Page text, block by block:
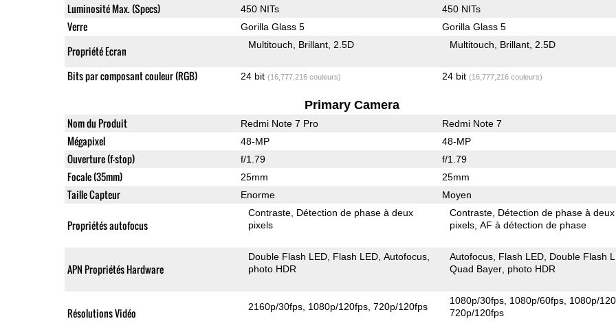
Luminosité Max. (Specs) 450 NITs 450 NITs
Verre Gorilla Glass 5 Gorilla Glass 5
Propriété Ecran Multitouch Brillant 2.5D Multitouch Brillant 2.5D
Bits par composant couleur (RGB) 24 bit (16,777,216 couleurs) 24 bit (16,777,216 couleurs)
Primary Camera
Nom du Produit Redmi Note 7 Pro Redmi Note 7
Mégapixel 48-MP 48-MP
Ouverture (f-stop) f/1.79 f/1.79
Focale (35mm) 25mm 25mm
Taille Capteur Enorme Moyen
Propriétés autofocus
Contraste Détection de phase à deux
pixels
Contraste Détection de phase à deux
pixels AF à détection de phase
APN Propriétés Hardware
Double Flash LED Flash LED Autofocus
photo HDR
Autofocus Flash LED Double Flash
Quad Bayer photo HDR
Résolutions Vidéo 2160p/30fps 1080p/120fps 720p/120fps
1080p/30fps 1080p/60fps 1080p/
720p/120fps